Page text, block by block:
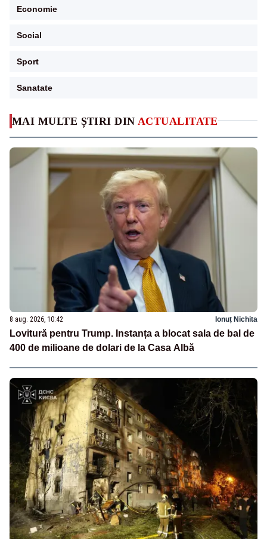
MAI MULTE ȘTIRI DIN ACTUALITATE
8 aug. 2026, 10:42 Ionuț Nichita
Lovitură pentru Trump. Instanța a blocat sala de bal de
400 de milioane de dolari de la Casa Albă
Economie
Social
Sport
Sanatate